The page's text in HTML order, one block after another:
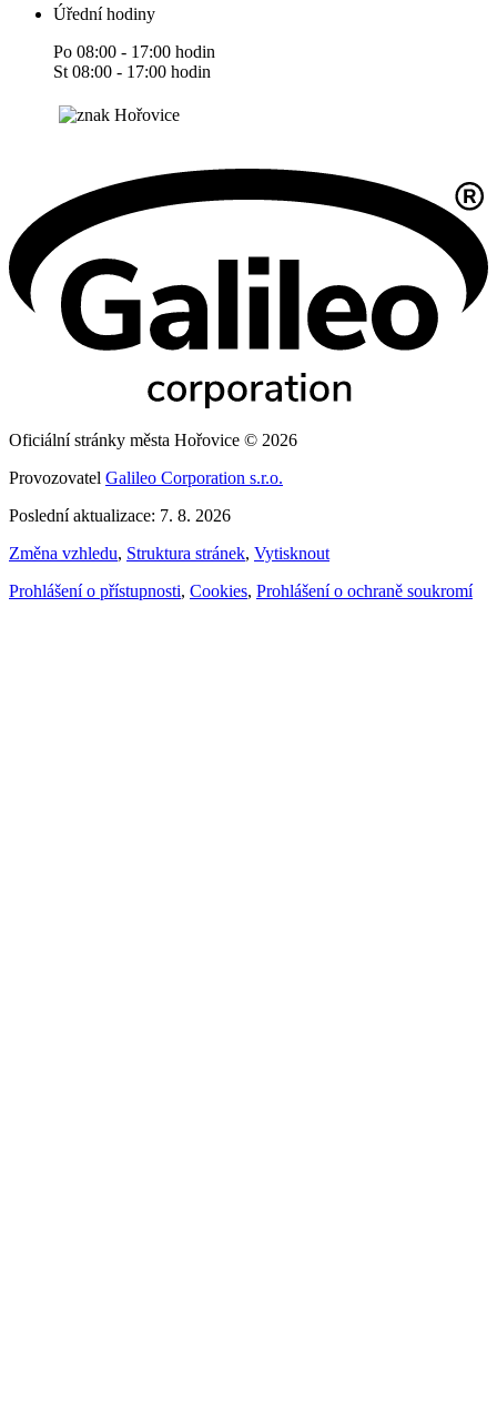
Úřední hodiny
Po 08:00 - 17:00 hodin
St 08:00 - 17:00 hodin
Oficiální stránky města Hořovice © 2026
Provozovatel Galileo Corporation s.r.o.
Poslední aktualizace: 7. 8. 2026
Změna vzhledu, Struktura stránek, Vytisknout
Prohlášení o přístupnosti, Cookies, Prohlášení o ochraně soukromí